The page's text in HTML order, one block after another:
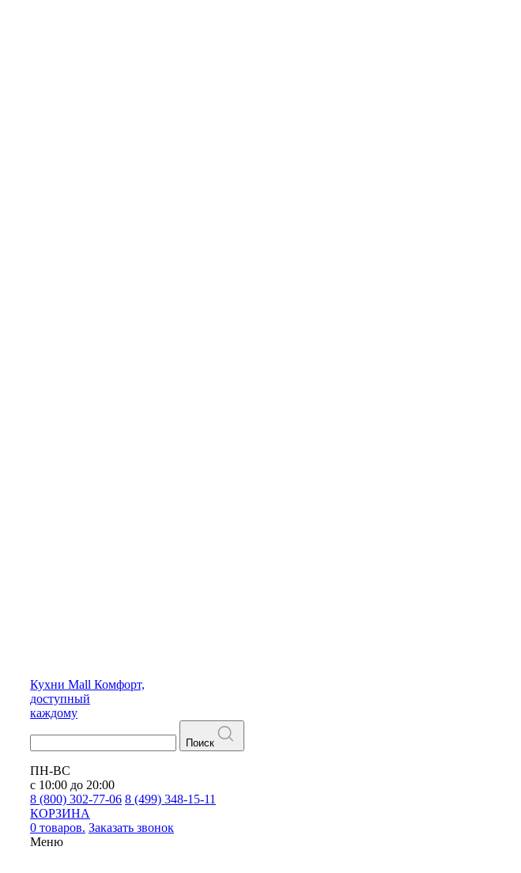
Кухни Mall Комфорт,
доступный
каждому
Поиск
ПН-ВС
с 10:00 до 20:00
8 (800) 302-77-06 8 (499) 348-15-11
КОРЗИНА
0 товаров. Заказать звонок
Меню